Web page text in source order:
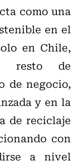
como una
en el
en Chile,
resto de
de negocio,
y en la
de reciclaje
con
a nivel